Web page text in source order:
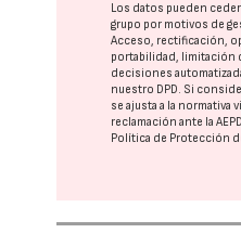
Los datos pueden
grupo por motivos de
Acceso, rectificación,
portabilidad, limitación
decisiones
nuestro DPD. Si
se ajusta a la normativa
reclamación ante laAEPD
Política de Protección